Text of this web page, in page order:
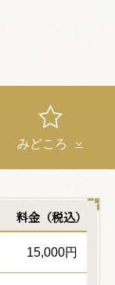
みどころ
料金（税込）
15,000円